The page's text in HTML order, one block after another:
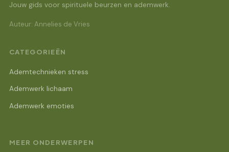
Jouw gids voor spirituele beurzen en ademwerk.
Auteur: Annelies de Vries
CATEGORIEËN
Ademtechnieken stress
Ademwerk lichaam
Ademwerk emoties
MEER ONDERWERPEN